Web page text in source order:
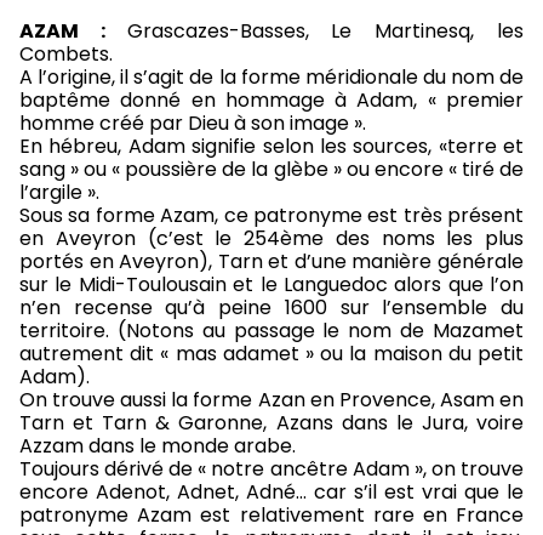
AZAM : Grascazes-Basses, Le Martinesq, les
Combets.
A l’origine, il s’agit de la forme méridionale du nom de
baptême donné en hommage à Adam, « premier
homme créé par Dieu à son image ».
En hébreu, Adam signifie selon les sources, «terre et
sang » ou « poussière de la glèbe » ou encore « tiré de
l’argile ».
Sous sa forme Azam, ce patronyme est très présent
en Aveyron (c’est le 254ème des noms les plus
portés en Aveyron), Tarn et d’une manière générale
sur le Midi-Toulousain et le Languedoc alors que l’on
n’en recense qu’à peine 1600 sur l’ensemble du
territoire. (Notons au passage le nom de Mazamet
autrement dit « mas adamet » ou la maison du petit
Adam).
On trouve aussi la forme Azan en Provence, Asam en
Tarn et Tarn & Garonne, Azans dans le Jura, voire
Azzam dans le monde arabe.
Toujours dérivé de « notre ancêtre Adam », on trouve
encore Adenot, Adnet, Adné… car s’il est vrai que le
patronyme Azam est relativement rare en France